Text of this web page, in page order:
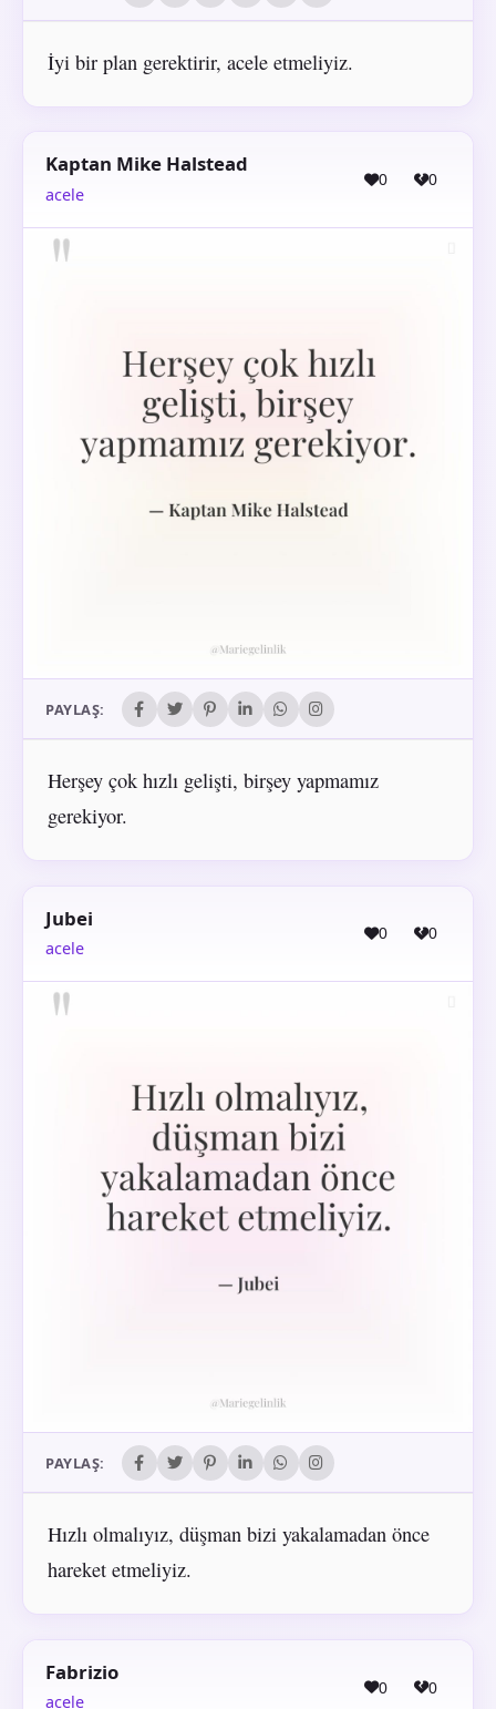
İyi bir plan gerektirir, acele etmeliyiz.
Kaptan Mike Halstead
acele
0 0
PAYLAŞ:
Herşey çok hızlı gelişti, birşey yapmamız
gerekiyor.
Jubei
acele
0 0
PAYLAŞ:
Hızlı olmalıyız, düşman bizi yakalamadan önce
hareket etmeliyiz.
Fabrizio
acele
0 0